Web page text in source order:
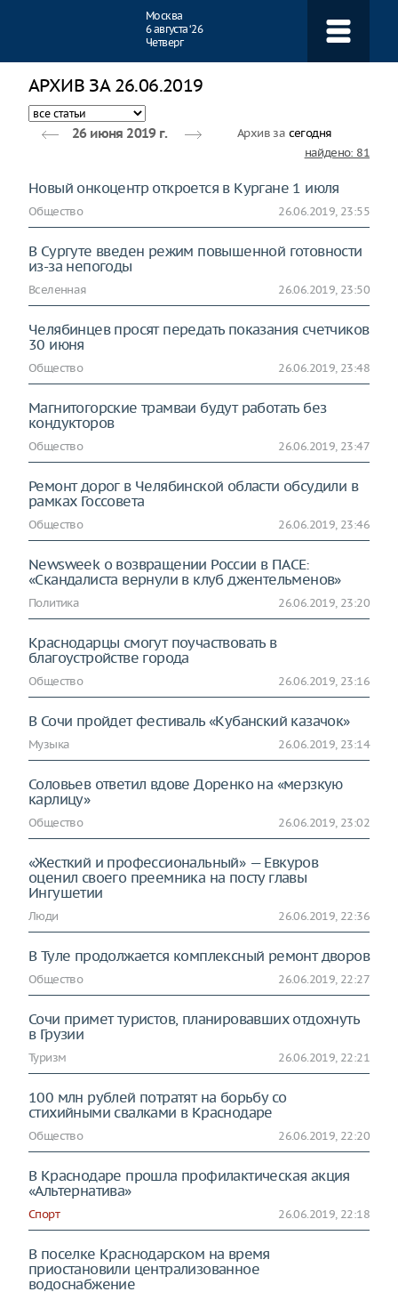
Москва
6 августа ‘26
Четверг
АРХИВ ЗА 26.06.2019
26 июня 2019 г. Архив за сегодня
найдено: 81
Новый онкоцентр откроется в Кургане 1 июля
Общество 26.06.2019, 23:55
В Сургуте введен режим повышенной готовности
из-за непогоды
Вселенная 26.06.2019, 23:50
Челябинцев просят передать показания счетчиков
30 июня
Общество 26.06.2019, 23:48
Магнитогорские трамваи будут работать без
кондукторов
Общество 26.06.2019, 23:47
Ремонт дорог в Челябинской области обсудили в
рамках Госсовета
Общество 26.06.2019, 23:46
Newsweek о возвращении России в ПАСЕ:
«Скандалиста вернули в клуб джентельменов»
Политика 26.06.2019, 23:20
Краснодарцы смогут поучаствовать в
благоустройстве города
Общество 26.06.2019, 23:16
В Сочи пройдет фестиваль «Кубанский казачок»
Музыка 26.06.2019, 23:14
Соловьев ответил вдове Доренко на «мерзкую
карлицу»
Общество 26.06.2019, 23:02
«Жесткий и профессиональный» — Евкуров
оценил своего преемника на посту главы
Ингушетии
Люди 26.06.2019, 22:36
В Туле продолжается комплексный ремонт дворов
Общество 26.06.2019, 22:27
Сочи примет туристов, планировавших отдохнуть
в Грузии
Туризм 26.06.2019, 22:21
100 млн рублей потратят на борьбу со
стихийными свалками в Краснодаре
Общество 26.06.2019, 22:20
В Краснодаре прошла профилактическая акция
«Альтернатива»
Спорт 26.06.2019, 22:18
В поселке Краснодарском на время
приостановили централизованное
водоснабжение